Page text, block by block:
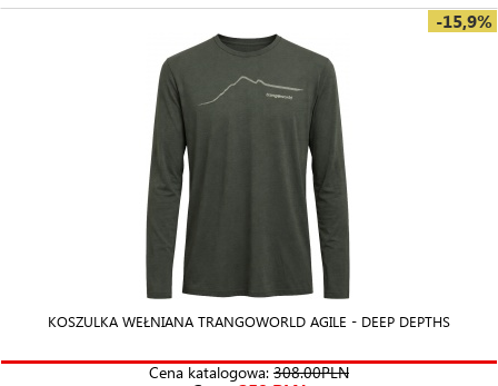
-15,9%
KOSZULKA WEŁNIANA TRANGOWORLD AGILE - DEEP DEPTHS
Cena katalogowa: 308.00PLN